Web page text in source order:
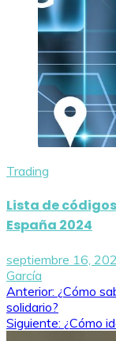
Trading
Lista de
España 2024
septiembre 16,
García
de
Anterior: ¿Cómo
solidario?
Siguiente: ¿Cómo